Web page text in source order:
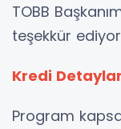
TOBB
teşekkür
Kredi
Program